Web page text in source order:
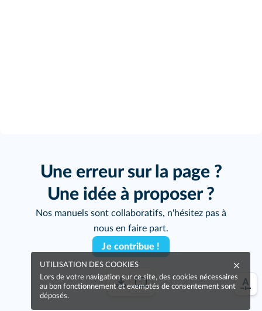
Une erreur sur la page ?
Une idée à proposer ?
Nos manuels sont collaboratifs, n'hésitez pas à
nous en faire part.
Je contribue !
UTILISATION DES COOKIES
Lors de votre navigation sur ce site, des cookies nécessaires
au bon fonctionnement et exemptés de consentement sont
déposés.